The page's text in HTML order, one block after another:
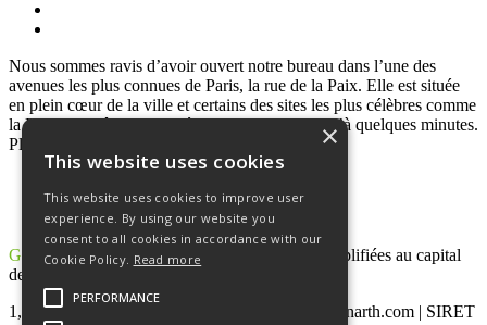
Nous sommes ravis d’avoir ouvert notre bureau dans l’une des
avenues les plus connues de Paris, la rue de la Paix. Elle est située
en plein cœur de la ville et certains des sites les plus célèbres comme
la Place Vendôme et l’Opéra de Paris ne sont qu’à quelques minutes.
Plus d’informations suivront bientôt !
GREENMAN ARTH– Société par Actions Simplifiées au capital
de 128 322 €
1, rue de la paix – 75002 PARIS | www.greenmanarth.com | SIRET
This website uses cookies
This website uses cookies to improve user
experience. By using our website you
consent to all cookies in accordance with our
Cookie Policy. Read more
PERFORMANCE
×